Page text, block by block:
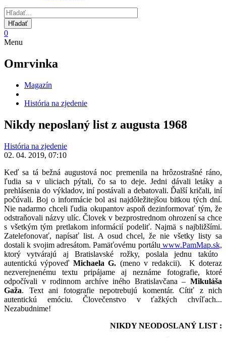
0
Menu
Omrvinka
Magazín
História na zjedenie
Nikdy neposlaný list z augusta 1968
História na zjedenie
02. 04. 2019, 07:10
Keď sa tá bežná augustová noc premenila na hrôzostrašné ráno,
ľudia sa v uliciach pýtali, čo sa to deje. Jedni dávali letáky a
prehlásenia do výkladov, iní postávali a debatovali. Ďalší kričali, iní
počúvali. Boj o informácie bol asi najdôležitejšou bitkou tých dní.
Nie nadarmo chceli ľudia okupantov aspoň dezinformovať tým, že
odstraňovali názvy ulíc. Človek v bezprostrednom ohrození sa chce
s všetkým tým pretlakom informácií podeliť. Najmä s najbližšími.
Zatelefonovať, napísať list. A osud chcel, že nie všetky listy sa
dostali k svojim adresátom.Pamäťovému portálu www.PamMap.sk,
ktorý vytvárajú aj Bratislavské rožky, poslala jednu takúto
autentickú výpoveď Michaela G. (meno v redakcii). K doteraz
nezverejnenému textu pripájame aj neznáme fotografie, ktoré
odpočívali v rodinnom archíve iného Bratislavčana – Mikuláša
Gaža. Text ani fotografie nepotrebujú komentár. Cítiť z nich
autentickú emóciu. Človečenstvo v ťažkých chvíľach...
Nezabudnime!
NIKDY NEODOSLANÝ LIST :